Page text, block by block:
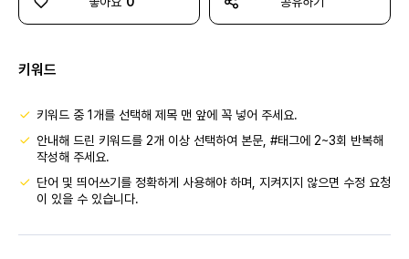
키워드
키워드 중 1개를 선택해 제목 맨 앞에 꼭 넣어 주세요.
안내해 드린 키워드를 2개 이상 선택하여 본문, #태그에 2~3회 반복해
작성해 주세요.
단어 및 띄어쓰기를 정확하게 사용해야 하며, 지켜지지 않으면 수정 요청
이 있을 수 있습니다.